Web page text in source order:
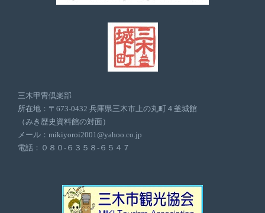
三木甲冑倶楽部
所在地：〒673-0432 兵庫県三木市上の丸町４釜城館
（みき歴史資料館の対面）
メール：mikiyoroi2001@yahoo.co.jp
電話：０８０-６３５８-６５４７